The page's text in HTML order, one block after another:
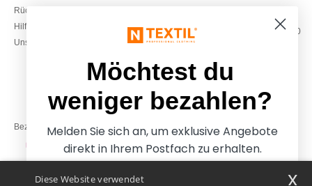
Rückerstattungen / Rückgaben
Hilfe & FAQs
Unsere Engagements
Montag – Donnerstag: 10:00–13:00
& 14:00–17:30
Freitag: 10:00–14:00
Bezahlung mit
Diese Website verwendet x
Möchtest du
weniger bezahlen?
Melden Sie sich an, um exklusive Angebote
direkt in Ihrem Postfach zu erhalten.